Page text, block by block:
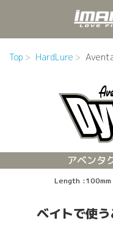
Top HardLure
アベンタ
Length
ベイトで使